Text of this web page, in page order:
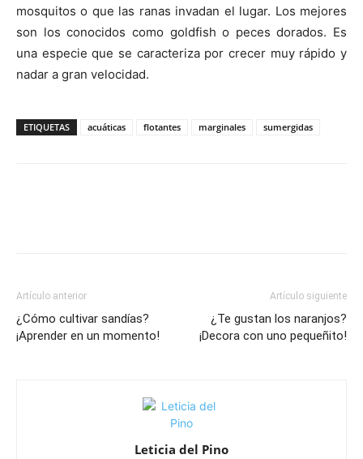
mosquitos o que las ranas invadan el lugar. Los mejores
son los conocidos como goldfish o peces dorados. Es
una especie que se caracteriza por crecer muy rápido y
nadar a gran velocidad.
ETIQUETAS acuáticas flotantes marginales sumergidas
Artículo anterior
¿Cómo cultivar sandías?
¡Aprender en un momento!
Artículo siguiente
¿Te gustan los naranjos?
¡Decora con uno pequeñito!
Leticia del Pino